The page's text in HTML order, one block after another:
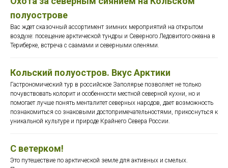
полуострове
Вас ждет сказочный ассортимент зимних мероприятий на открытом
воздухе: посещение арктической тундры и Северного Ледовитого океана в
Териберке, встреча с саамами и северными оленями.
Кольский полуостров. Вкус Арктики
Гастрономический тур в российское Заполярье позволяет не только
почувствовать колорит и особенности местной северной кухни, но и
помогает лучше понять менталитет северных народов, дает возможность
познакомиться со знаковыми достопримечательностями, прикоснуться к
уникальной культуре и природе Крайнего Севера России.
С ветерком!
Это путешествие по арктической земле для активных и смелых.